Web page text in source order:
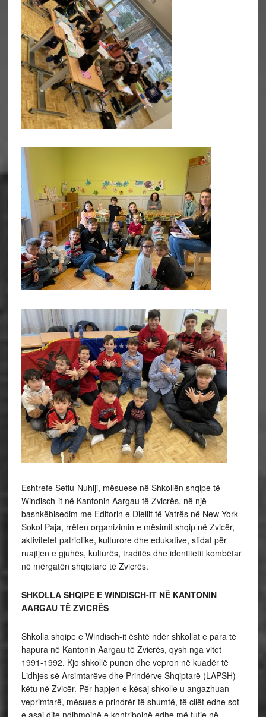
Eshtrefe Sefiu-Nuhiji, mësuese në Shkollën shqipe të
Windisch-it në Kantonin Aargau të Zvicrës, në një
bashkëbisedim me Editorin e Diellit të Vatrës në New York
Sokol Paja, rrëfen organizimin e mësimit shqip në Zvicër,
aktivitetet patriotike, kulturore dhe edukative, sfidat për
ruajtjen e gjuhës, kulturës, traditës dhe identitetit kombëtar
në mërgatën shqiptare të Zvicrës.
SHKOLLA SHQIPE E WINDISCH-IT NË KANTONIN
AARGAU TË ZVICRËS
Shkolla shqipe e Windisch-it është ndër shkollat e para të
hapura në Kantonin Aargau të Zvicrës, qysh nga vitet
1991-1992. Kjo shkollë punon dhe vepron në kuadër të
Lidhjes së Arsimtarëve dhe Prindërve Shqiptarë (LAPSH)
këtu në Zvicër. Për hapjen e kësaj shkolle u angazhuan
veprimtarë, mësues e prindrër të shumtë, të cilët edhe sot